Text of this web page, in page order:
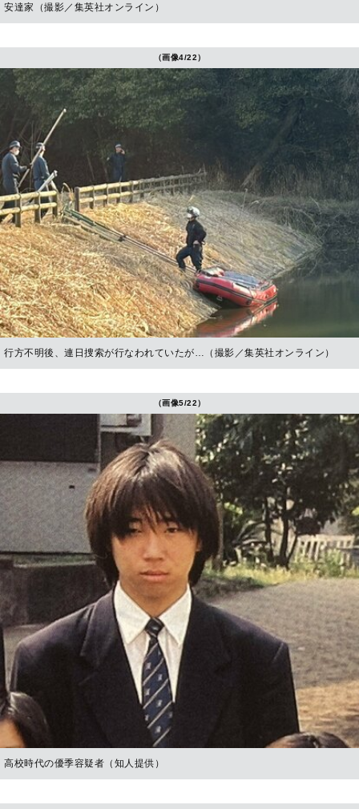
安達家（撮影／集英社オンライン）
（画像4/22）
行方不明後、連日捜索が行なわれていたが…（撮影／集英社オンライン）
（画像5/22）
高校時代の優季容疑者（知人提供）